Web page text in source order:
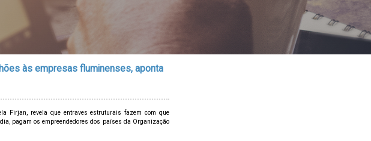
às empresas fluminenses, aponta
Firjan, revela que entraves estruturais fazem com que
pagam os empreendedores dos países da Organização